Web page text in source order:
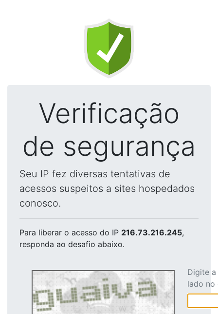
Verificação
de segurança
Seu IP fez diversas tentativas de
acessos suspeitos a sites hospedados
conosco.
Para liberar o acesso do IP 216.73.216.245,
responda ao desafio abaixo.
Digite
lado no